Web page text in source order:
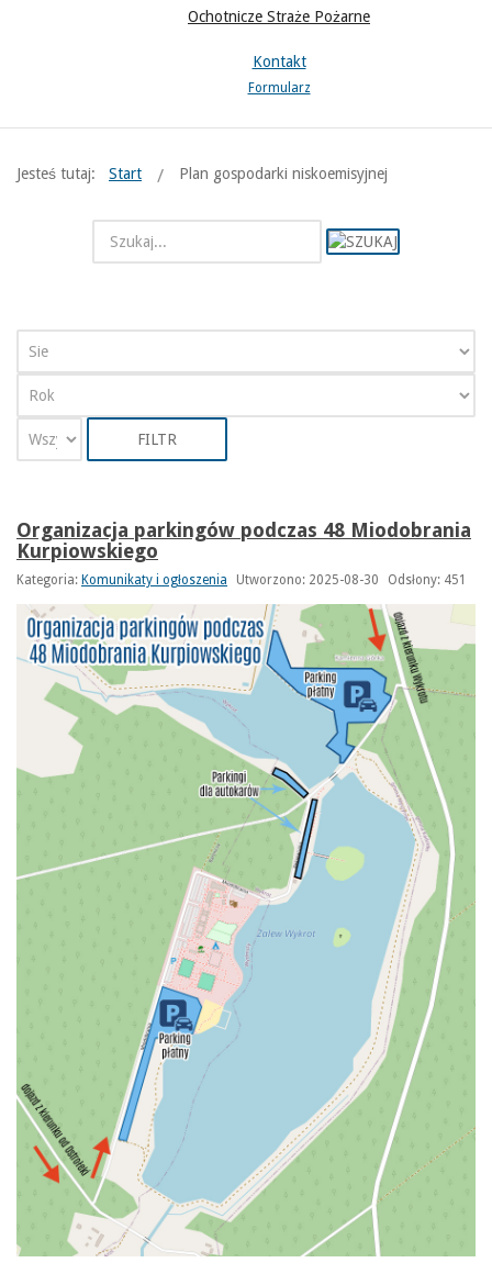
Ochotnicze Straże Pożarne
Kontakt
Formularz
Jesteś tutaj: Start Plan gospodarki niskoemisyjnej
FILTR
Organizacja parkingów podczas 48 Miodobrania
Kurpiowskiego
Kategoria: Komunikaty i ogłoszenia Utworzono: 2025-08-30 Odsłony: 451